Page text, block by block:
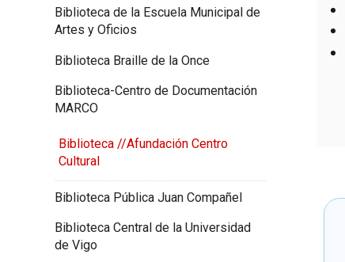
Biblioteca de la Escuela Municipal de
Artes y Oficios
Biblioteca Braille de la Once
Biblioteca-Centro de Documentación
MARCO
Biblioteca //Afundación Centro
Cultural
Biblioteca Pública Juan Compañel
Biblioteca Central de la Universidad
de Vigo